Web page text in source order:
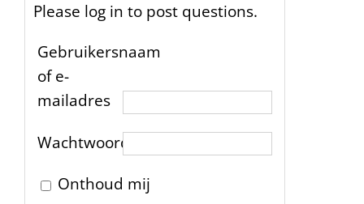
Please log in to post questions.
Gebruikersnaam
of e-
mailadres
Wachtwoord
Onthoud mij